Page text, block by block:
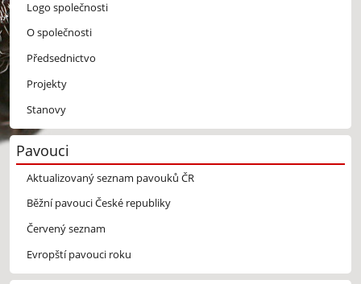
Logo společnosti
O společnosti
Předsednictvo
Projekty
Stanovy
Pavouci
Aktualizovaný seznam pavouků ČR
Běžní pavouci České republiky
Červený seznam
Evropští pavouci roku